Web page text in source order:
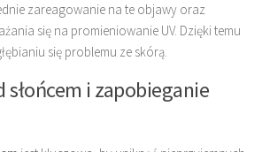
zareagowanie na te objawy oraz
się na promieniowanie UV. Dzięki temu
się problemu ze skórą.
słońcem i zapobieganie